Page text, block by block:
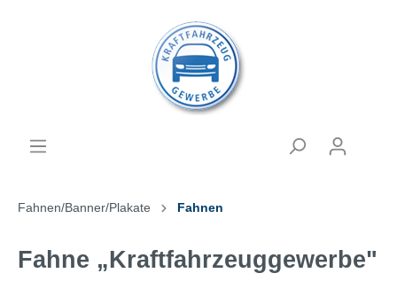
Fahnen/Banner/Plakate Fahnen
Fahne „Kraftfahrzeuggewerbe"